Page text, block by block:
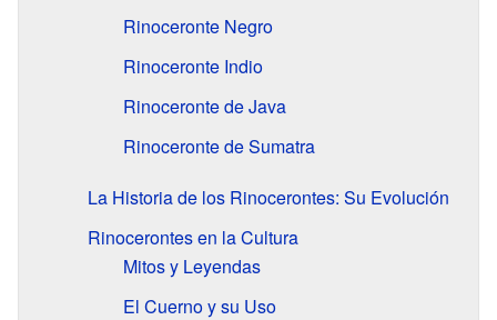
Rinoceronte Negro
Rinoceronte Indio
Rinoceronte de Java
Rinoceronte de Sumatra
La Historia de los Rinocerontes: Su Evolución
Rinocerontes en la Cultura
Mitos y Leyendas
El Cuerno y su Uso